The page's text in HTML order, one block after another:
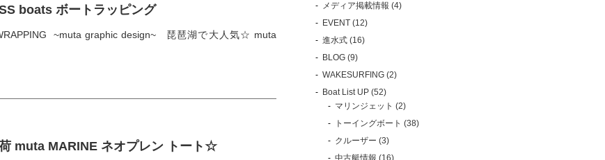
boats ボートラッピング
~muta graphic design~ 琵琶湖で大人気☆ muta
muta MARINE ネオプレン トート☆
メディア掲載情報 (4)
EVENT (12)
進水式 (16)
BLOG (9)
WAKESURFING (2)
Boat List UP (52)
マリンジェット (2)
トーイングボート (38)
クルーザー (3)
中古艇情報 (16)